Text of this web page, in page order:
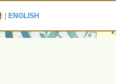
ENGLISH
|